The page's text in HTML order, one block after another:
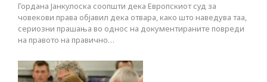
Гордана Јанкулоска соопшти дека Европскиот суд за
човекови права објавил дека отвара, како што наведува таа,
сериозни прашања во однос на документираните повреди
на правото на правично…